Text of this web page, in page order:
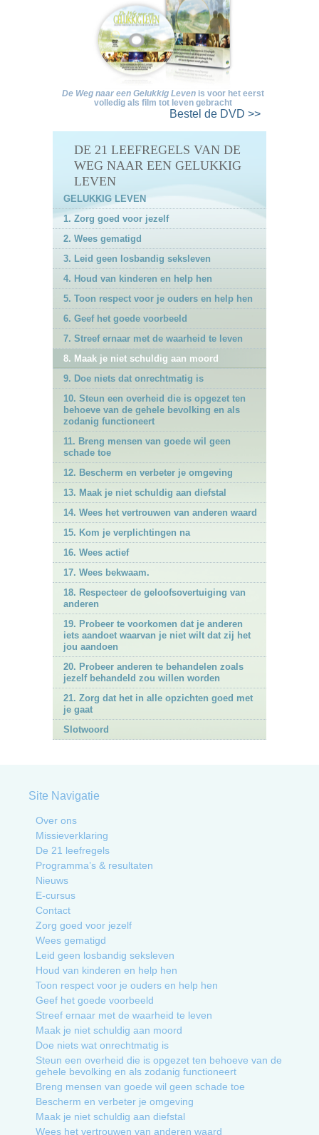
De Weg naar een Gelukkig Leven is voor het eerst
volledig als film tot leven gebracht
Bestel de DVD >>
DE 21 LEEFREGELS VAN DE
WEG NAAR EEN GELUKKIG
LEVEN
GELUKKIG LEVEN
1. Zorg goed voor jezelf
2. Wees gematigd
3. Leid geen losbandig seksleven
4. Houd van kinderen en help hen
5. Toon respect voor je ouders en help hen
6. Geef het goede voorbeeld
7. Streef ernaar met de waarheid te leven
8. Maak je niet schuldig aan moord
9. Doe niets dat onrechtmatig is
10. Steun een overheid die is opgezet ten
behoeve van de gehele bevolking en als
zodanig functioneert
11. Breng mensen van goede wil geen
schade toe
12. Bescherm en verbeter je omgeving
13. Maak je niet schuldig aan diefstal
14. Wees het vertrouwen van anderen waard
15. Kom je verplichtingen na
16. Wees actief
17. Wees bekwaam.
18. Respecteer de geloofsovertuiging van
anderen
19. Probeer te voorkomen dat je anderen
iets aandoet waarvan je niet wilt dat zij het
jou aandoen
20. Probeer anderen te behandelen zoals
jezelf behandeld zou willen worden
21. Zorg dat het in alle opzichten goed met
je gaat
Slotwoord
Site Navigatie
Over ons
Missieverklaring
De 21 leefregels
Programma’s & resultaten
Nieuws
E-cursus
Contact
Zorg goed voor jezelf
Wees gematigd
Leid geen losbandig seksleven
Houd van kinderen en help hen
Toon respect voor je ouders en help hen
Geef het goede voorbeeld
Streef ernaar met de waarheid te leven
Maak je niet schuldig aan moord
Doe niets wat onrechtmatig is
Steun een overheid die is opgezet ten behoeve van de
gehele bevolking en als zodanig functioneert
Breng mensen van goede wil geen schade toe
Bescherm en verbeter je omgeving
Maak je niet schuldig aan diefstal
Wees het vertrouwen van anderen waard